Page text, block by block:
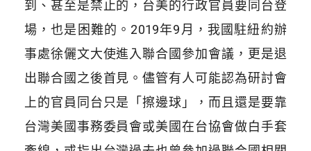
到、甚至是禁止的，台美的行政官員要同台登
場，也是困難的。2019年9月，我國駐紐約辦
事處徐儷文大使進入聯合國參加會議，更是退
出聯合國之後首見。儘管有人可能認為研討會
上的官員同台只是「擦邊球」，而且還是要靠
台灣美國事務委員會或美國在台協會做白手套